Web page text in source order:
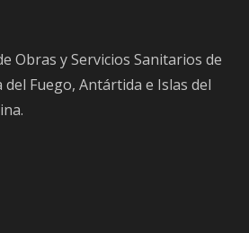
Obras y Servicios Sanitarios de
Fuego, Antártida e Islas del